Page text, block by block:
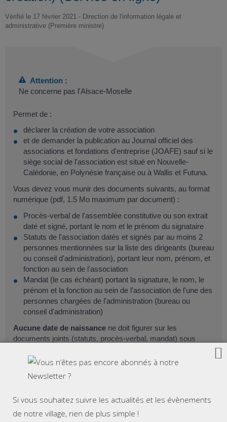
Vérifié le 17 février 2021 - Direction de l'information légale et
administrative (Première ministre)
Attention :
Ne concerne pas l'Alsace-Moselle
Permet de :
déclarer la création de votre association
et de demander la publication au Journal officiel des
associations et fondations d'entreprise (JOAFE) sauf si le
siège social de l'association est situé en Nouvelle-
Calédonie, en Polynésie française ou à Wallis et Futuna.
Vous devez vous munir des documents suivants, au format
numérique (pdf, 1.5 Mo maximum par document) :
Procès-verbal de l'assemblée constitutive ou son extrait
daté et signé, portant le nom et le prénom du signataire
Statuts de l'association datés et signés par au moins 2
personnes mentionnées sur la liste des dirigeants (bureau
ou conseil d'administration), portant leur nom, prénom, et
fonction au sein de l'association
Mandat (le cas échéant) portant la signature, le nom, le
prénom et la fonction au sein de l'association de l'une des
personnes chargées de l'administration (bureau ou
conseil d'administration)
Aucune date de naissance ne doit figurer sur les
documents joints (statuts, procès-verbal, mandat) sous
si vous créez une
Accéder au service en ligne
Si vous souhaitez suivre les actualités et les évènements
de notre village, rien de plus simple !